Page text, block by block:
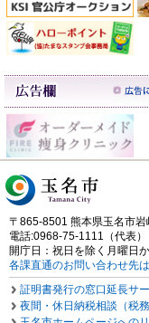
〒865-8501 熊本県玉名市
電話:0968-75-1111（代表）
開庁日：祝日を除く月曜日
各課直通のお問い合わせ先
証明書発行の窓口延長サ
夜間・休日納税相談（税務